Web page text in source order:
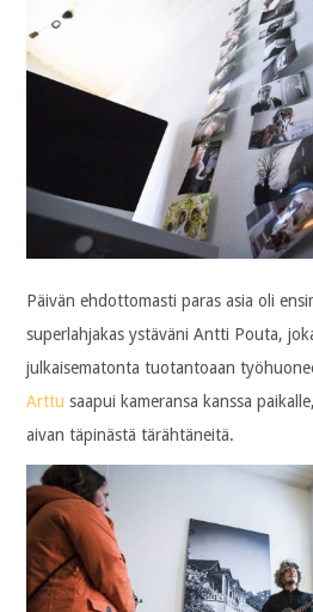
Päivän ehdottomasti paras asia oli
superlahjakas ystäväni Antti Pouta,
julkaisematonta tuotantoaan
Arttu saapui kameransa kanssa
aivan täpinästä tärähtäneitä.